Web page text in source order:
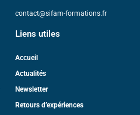
contact@sifam-formations.fr
Liens utiles
Accueil
Actualités
Newsletter
Retours d’expériences